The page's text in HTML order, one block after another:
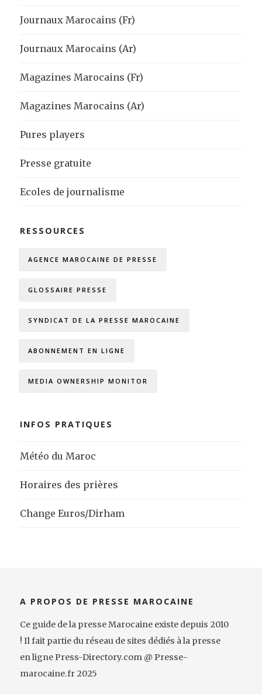
Journaux Marocains (Fr)
Journaux Marocains (Ar)
Magazines Marocains (Fr)
Magazines Marocains (Ar)
Pures players
Presse gratuite
Ecoles de journalisme
RESSOURCES
AGENCE MAROCAINE DE PRESSE
GLOSSAIRE PRESSE
SYNDICAT DE LA PRESSE MAROCAINE
ABONNEMENT EN LIGNE
MEDIA OWNERSHIP MONITOR
INFOS PRATIQUES
Météo du Maroc
Horaires des prières
Change Euros/Dirham
A PROPOS DE PRESSE MAROCAINE
Ce guide de la presse Marocaine existe depuis 2010
! Il fait partie du réseau de sites dédiés à la presse
en ligne Press-Directory.com @ Presse-
marocaine.fr 2025